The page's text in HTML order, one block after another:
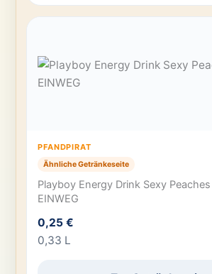
PFANDPIRAT
Ähnliche Getränkeseite
Playboy Energy Drink Sexy
EINWEG
0,25 €
0,33 L